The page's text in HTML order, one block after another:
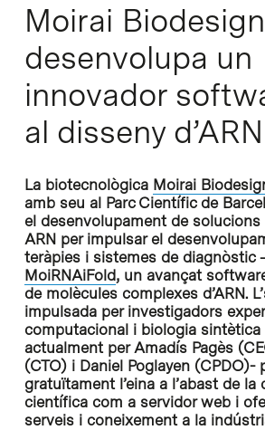
Moirai Biodesign
desenvolupa un
innovador
al disseny
La biotecnològica Moirai
amb seu al Parc Científic de
el desenvolupament de solucions
ARN per impulsar el
teràpies i sistemes de diagnòstic
MoiRNAiFold, un avançat
de molècules complexes d’ARN.
impulsada per investigadors
computacional i biologia sintètica
actualment per Amadís Pagès
(CTO) i Daniel Poglayen (CPDO)-
gratuïtament l’eina a l’abast de
científica com a servidor web i
serveis i coneixement a la